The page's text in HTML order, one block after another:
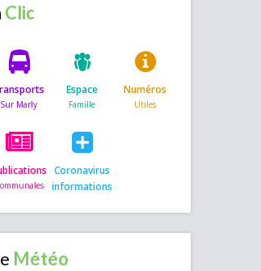
Espace Numéros
Coronavirus
informations